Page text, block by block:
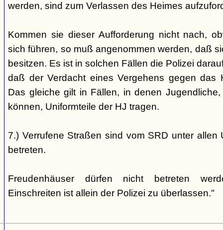
werden, sind zum Verlassen des Heimes
Kommen sie dieser Aufforderung nicht nach,
sich führen, so muß angenommen werden, daß
besitzen. Es ist in solchen Fällen die Polizei
daß der Verdacht eines Vergehens gegen das
Das gleiche gilt in Fällen, in denen
können, Uniformteile der HJ tragen.
7.) Verrufene Straßen sind vom SRD unter allen
betreten.
Freudenhäuser dürfen nicht betreten
Einschreiten ist allein der Polizei zu überlassen."